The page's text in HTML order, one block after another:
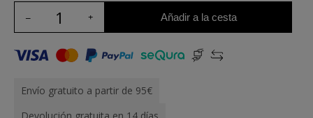
Añadir a la cesta
Envío gratuito a partir de 95€